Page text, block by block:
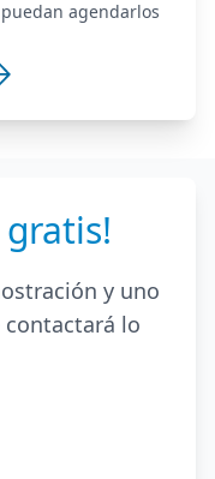
agendarlos
y uno
lo